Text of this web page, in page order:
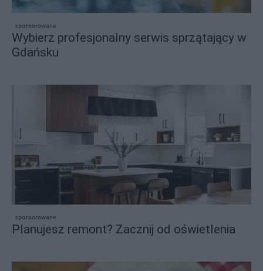
sponsorowane
Wybierz profesjonalny serwis sprzątający w
Gdańsku
sponsorowane
Planujesz remont? Zacznij od oświetlenia